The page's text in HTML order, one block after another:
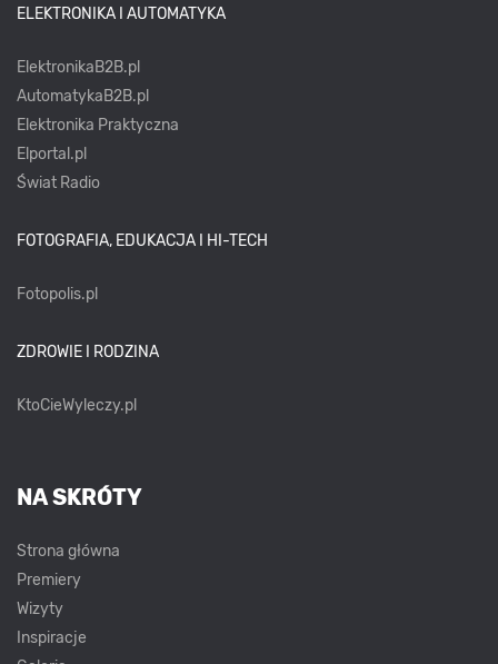
ELEKTRONIKA I AUTOMATYKA
ElektronikaB2B.pl
AutomatykaB2B.pl
Elektronika Praktyczna
Elportal.pl
Świat Radio
FOTOGRAFIA, EDUKACJA I HI-TECH
Fotopolis.pl
ZDROWIE I RODZINA
KtoCieWyleczy.pl
NA SKRÓTY
Strona główna
Premiery
Wizyty
Inspiracje